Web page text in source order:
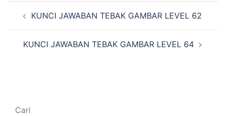
Navigasi
Tulisan
KUNCI JAWABAN TEBAK GAMBAR LEVEL 62
KUNCI JAWABAN TEBAK GAMBAR LEVEL 64
Cari